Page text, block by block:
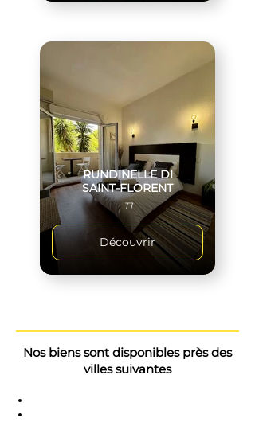
RUNDINELLE DI
SAINT-FLORENT
T1
Découvrir
Nos biens sont disponibles près des
villes suivantes